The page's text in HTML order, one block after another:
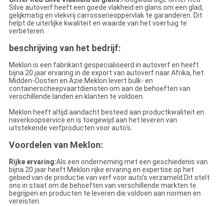
Silve autoverf heeft een goede vlakheid en glans om een glad,
gelijkmatig en vlekvrij carrosserieoppervlak te garanderen. Dit
helpt de uiterlijke kwaliteit en waarde van het voertuig te
verbeteren.
beschrijving van het bedrijf:
Meklon is een fabrikant gespecialiseerd in autoverf en heeft
bijna 20 jaar ervaring in de export van autoverf naar Afrika, het
Midden-Oosten en Azië.Meklon levert bulk- en
containerscheepvaartdiensten om aan de behoeften van
verschillende landen en klanten te voldoen.
Meklon heeft altijd aandacht besteed aan productkwaliteit en
naverkoopservice en is toegewijd aan het leveren van
uitstekende verfproducten voor auto's.
Voordelen van Meklon:
Rijke ervaring:Als een onderneming met een geschiedenis van
bijna 20 jaar heeft Meklon rijke ervaring en expertise op het
gebied van de productie van verf voor auto's verzameld.Dit stelt
ons in staat om de behoeften van verschillende markten te
begrijpen en producten te leveren die voldoen aan normen en
vereisten.